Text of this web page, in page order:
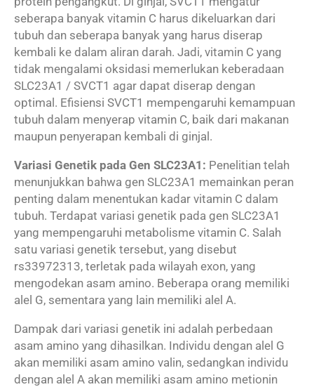
seberapa banyak vitamin C harus dikeluarkan dari
tubuh dan seberapa banyak yang harus diserap
kembali ke dalam aliran darah. Jadi, vitamin C yang
tidak mengalami oksidasi memerlukan keberadaan
SLC23A1 / SVCT1 agar dapat diserap dengan
optimal. Efisiensi SVCT1 mempengaruhi kemampuan
tubuh dalam menyerap vitamin C, baik dari makanan
maupun penyerapan kembali di ginjal.
Variasi Genetik pada Gen SLC23A1: Penelitian telah
menunjukkan bahwa gen SLC23A1 memainkan peran
penting dalam menentukan kadar vitamin C dalam
tubuh. Terdapat variasi genetik pada gen SLC23A1
yang mempengaruhi metabolisme vitamin C. Salah
satu variasi genetik tersebut, yang disebut
rs33972313, terletak pada wilayah exon, yang
mengodekan asam amino. Beberapa orang memiliki
alel G, sementara yang lain memiliki alel A.
Dampak dari variasi genetik ini adalah perbedaan
asam amino yang dihasilkan. Individu dengan alel G
akan memiliki asam amino valin, sedangkan individu
dengan alel A akan memiliki asam amino metionin